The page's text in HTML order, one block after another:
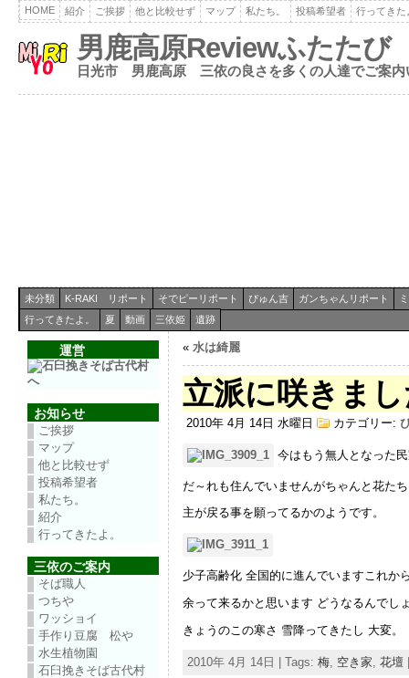
HOME 紹介 ご挨拶 他と比較せず マップ 私たち。 投稿希望者 行ってきた
男鹿高原Reviewふたたび
日光市 男鹿高原 三依の良さを多くの人達でご案
未分類 K-RAKI リポート そでピーリポート ぴゅん吉 ガンちゃんリポート
行ってきたよ。
夏 動画 三依姫 遺跡
運営
お知らせ
ご挨拶
マップ
他と比較せず
投稿希望者
私たち。
紹介
行ってきたよ。
三依のご案内
そば職人
つちや
ワッショイ
手作り豆腐 松や
水生植物園
石臼挽きそば古代村
« 水は綺麗
立派に咲きま
2010年 4月 14日 水曜日 カテゴリー:
今はもう無人となった
だ～れも住んでいませんがちゃんと花た
主が戻る事を願ってるかのようです。
少子高齢化 全国的に進んでいますこれか
余って来るかと思います どうなるんでし
きょうのこの寒さ 雪降ってきたし 大変。
2010年 4月 14日 | Tags: 梅, 空き家, 花壇